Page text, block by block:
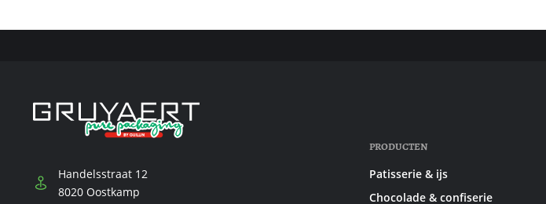
Handelsstraat 12
8020 Oostkamp
PRODUCTEN
Patisserie & ijs
Chocolade & confiserie